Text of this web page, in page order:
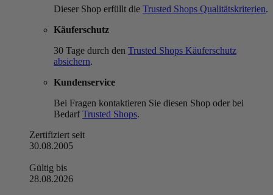
Dieser Shop erfüllt die Trusted Shops Qualitätskriterien.
Käuferschutz
30 Tage durch den Trusted Shops Käuferschutz
absichern.
Kundenservice
Bei Fragen kontaktieren Sie diesen Shop oder bei
BedarfTrusted Shops.
Zertifiziert seit
30.08.2005
Gültig bis
28.08.2026